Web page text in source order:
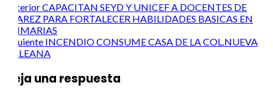
Post
navigation
AnteriorCAPACITAN SEYD Y UNICEF A DOCENTES DE
JUAREZ PARA FORTALECER HABILIDADES BASICAS EN
PRIMARIAS
Siguiente INCENDIO CONSUME CASA DE LA COL.NUEVA
GALEANA
Deja una respuesta